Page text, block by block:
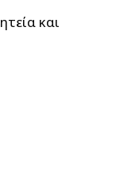
και